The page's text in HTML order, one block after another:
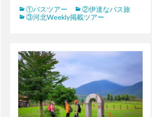
①バスツアー
②伊達なバス旅
③河北Weekly掲載ツアー